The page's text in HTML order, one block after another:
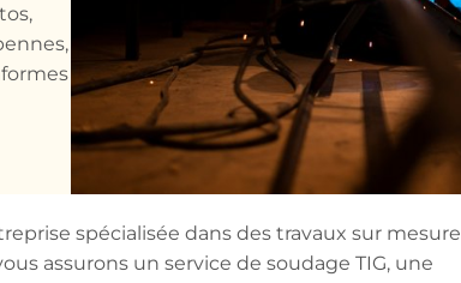
spécialisée dans des travaux sur mesure
assurons un service de soudage TIG, une